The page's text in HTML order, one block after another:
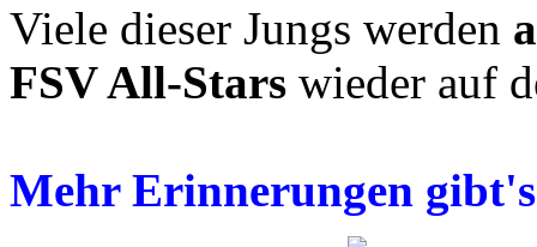
Viele dieser Jungs werden
FSV All-Stars wieder auf
Mehr Erinnerungen